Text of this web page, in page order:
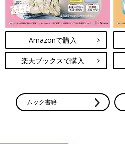
Amazonで購入
楽天ブックスで購入
ムック書籍